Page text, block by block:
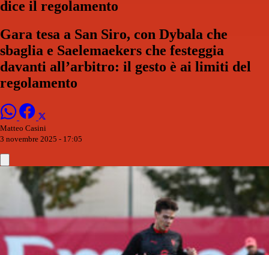
dice il regolamento
Gara tesa a San Siro, con Dybala che
sbaglia e Saelemaekers che festeggia
davanti all’arbitro: il gesto è ai limiti del
regolamento
Matteo Casini
3 novembre 2025 - 17:05